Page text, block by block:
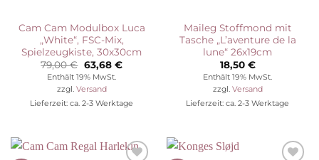
Cam Cam Modulbox Luca
„White“, FSC-Mix,
Spielzeugkiste, 30x30cm
79,00€ Ursprünglicher
Preis
war:
79,00 €
63,68 €Aktueller
Enthält 19% MwSt.
zzgl. Versand
Lieferzeit: ca. 2-3 Werktage
Maileg Stoffmond mit
Tasche „L’aventure de la
lune“ 26x19cm
18,50 €
Enthält 19% MwSt.
zzgl. Versand
Lieferzeit: ca. 2-3 Werktage